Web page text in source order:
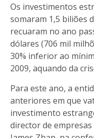
Os investimentos
somaram 1,5 biliões
recuaram no ano
dólares (706 mil
30% inferior ao
2009, aquando da
Para este ano, a
anteriores em que
investimento
director de